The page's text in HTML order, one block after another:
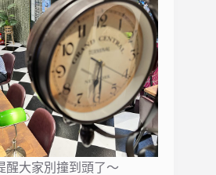
醒大家別撞到頭了～